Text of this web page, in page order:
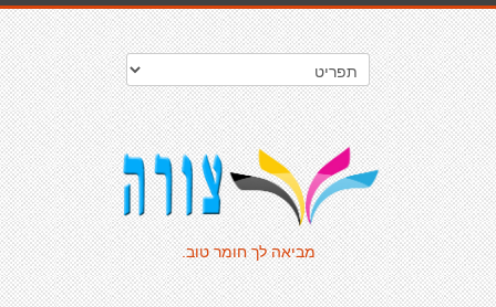
מביאה לך חומר טוב.